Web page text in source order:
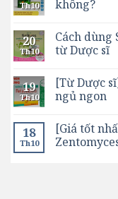
Th10
không?
20
Th10
Cách dùng
từ Dược sĩ
19
Th10
[Từ Dược
ngủ ngon
18
Th10
[Giá tốt